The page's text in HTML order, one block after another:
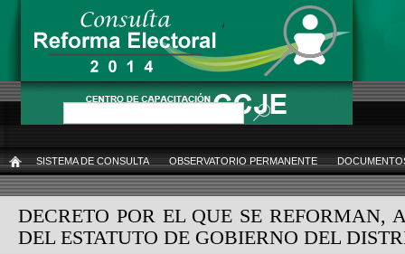
contenido
SISTEMA DE CONSULTA OBSERVATORIO PERMANENTE
DECRETO POR EL QUE SE REFORMAN,
DEL ESTATUTO DE GOBIERNO DEL